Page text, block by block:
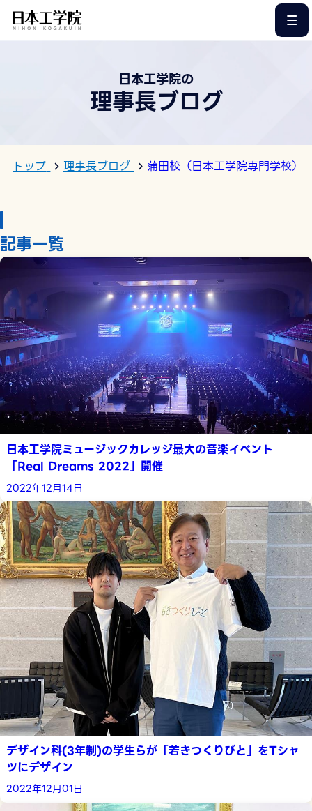
日本工学院の
理事長ブログ
トップ 理事長ブログ 蒲田校（日本工学院専門学校）
記事一覧
日本工学院ミュージックカレッジ最大の音楽イベント
「Real Dreams 2022」開催
2022年12月14日
デザイン科(3年制)の学生らが「若きつくりびと」をTシャ
ツにデザイン
2022年12月01日